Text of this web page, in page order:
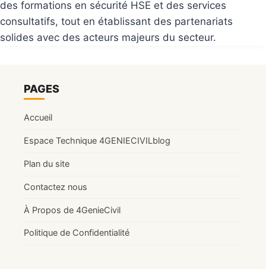
des formations en sécurité HSE et des services
consultatifs, tout en établissant des partenariats
solides avec des acteurs majeurs du secteur.
PAGES
Accueil
Espace Technique 4GENIECIVILblog
Plan du site
Contactez nous
À Propos de 4GenieCivil
Politique de Confidentialité